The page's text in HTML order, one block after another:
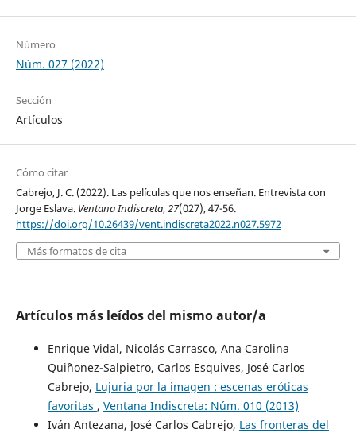
Número
Núm. 027 (2022)
Sección
Artículos
Cómo citar
Cabrejo, J. C. (2022). Las películas que nos enseñan. Entrevista con
Jorge Eslava. Ventana Indiscreta,27(027), 47-56.
https://doi.org/10.26439/vent.indiscreta2022.n027.5972
Más formatos de cita
Artículos más leídos del mismo autor/a
Enrique Vidal, Nicolás Carrasco, Ana Carolina
Quiñonez-Salpietro, Carlos Esquives, José Carlos
Cabrejo, Lujuria por la imagen : escenas eróticas
favoritas , Ventana Indiscreta: Núm. 010 (2013)
Iván Antezana, José Carlos Cabrejo, Las fronteras del